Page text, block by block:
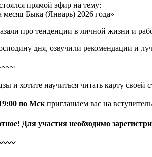
прямой эфир на тему:
месяц Быка (Январь) 2026 года»
про тенденции в личной жизни и
дня, озвучили рекомендации и
〰️
и хотите научиться читать карту своей
по Мск приглашаем вас на
Для участия необходимо
〰️